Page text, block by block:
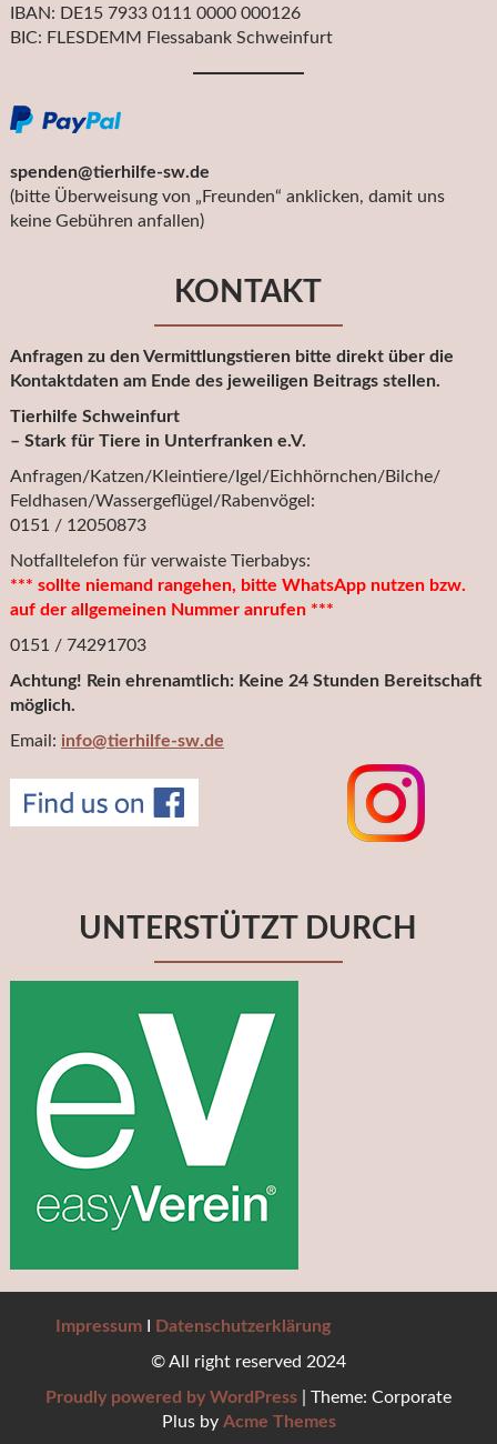
IBAN: DE15 7933 0111 0000 000126
BIC: FLESDEMM Flessabank Schweinfurt
spenden@tierhilfe-sw.de
(bitte Überweisung von „Freunden“ anklicken, damit uns
keine Gebühren anfallen)
KONTAKT
Anfragen zu den Vermittlungstieren bitte direkt über die
Kontaktdaten am Ende des jeweiligen Beitrags stellen.
Tierhilfe Schweinfurt
– Stark für Tiere in Unterfranken e.V.
Anfragen/Katzen/Kleintiere/Igel/Eichhörnchen/Bilche/
Feldhasen/Wassergeflügel/Rabenvögel:
0151 / 12050873
Notfalltelefon für verwaiste Tierbabys:
*** sollte niemand rangehen, bitte WhatsApp nutzen bzw.
auf der allgemeinen Nummer anrufen ***
0151 / 74291703
Achtung! Rein ehrenamtlich: Keine 24 Stunden Bereitschaft
möglich.
Email: info@tierhilfe-sw.de
UNTERSTÜTZT DURCH
Impressum
Datenschutzerklärung
© All right reserved 2024
Proudly powered by WordPress
Theme: Corporate
Plus by Acme Themes